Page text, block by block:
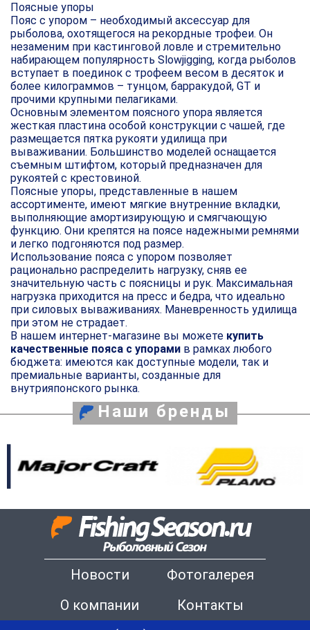
Поясные упоры
Пояс с упором – необходимый аксессуар для
рыболова, охотящегося на рекордные трофеи. Он
незаменим при кастинговой ловле и стремительно
набирающем популярность Slowjigging, когда рыболов
вступает в поединок с трофеем весом в десяток и
более килограммов – тунцом, барракудой, GT и
прочими крупными пелагиками.
Основным элементом поясного упора является
жесткая пластина особой конструкции с чашей, где
размещается пятка рукояти удилища при
вываживании. Большинство моделей оснащается
съемным штифтом, который предназначен для
рукоятей с крестовиной.
Поясные упоры, представленные в нашем
ассортименте, имеют мягкие внутренние вкладки,
выполняющие амортизирующую и смягчающую
функцию. Они крепятся на поясе надежными ремнями
и легко подгоняются под размер.
Использование пояса с упором позволяет
рационально распределить нагрузку, сняв ее
значительную часть с поясницы и рук. Максимальная
нагрузка приходится на пресс и бедра, что идеально
при силовых вываживаниях. Маневренность удилища
при этом не страдает.
В нашем интернет-магазине вы можете купить
качественные пояса с упорами в рамках любого
бюджета: имеются как доступные модели, так и
премиальные варианты, созданные для
внутрияпонского рынка.
Наши бренды
Новости
Фотогалерея
О компании
Контакты